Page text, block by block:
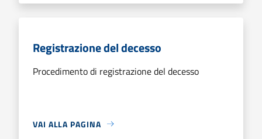
Registrazione del decesso
Procedimento di registrazione del decesso
VAI ALLA PAGINA